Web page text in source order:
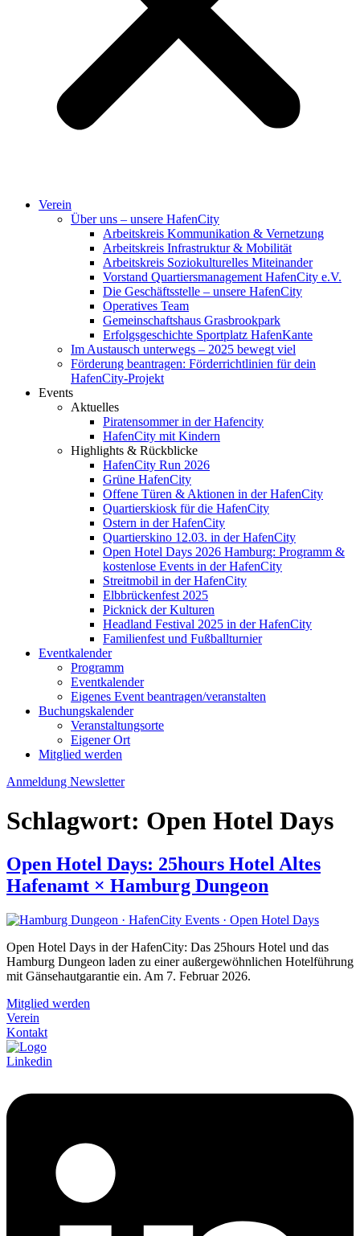
Verein
Über uns – unsere HafenCity
Arbeitskreis Kommunikation & Vernetzung
Arbeitskreis Infrastruktur & Mobilität
Arbeitskreis Soziokulturelles Miteinander
Vorstand Quartiersmanagement HafenCity e.V.
Die Geschäftsstelle – unsere HafenCity
Operatives Team
Gemeinschaftshaus Grasbrookpark
Erfolgsgeschichte Sportplatz HafenKante
Im Austausch unterwegs – 2025 bewegt viel
Förderung beantragen: Förderrichtlinien für dein
HafenCity-Projekt
Events
Aktuelles
Piratensommer in der Hafencity
HafenCity mit Kindern
Highlights & Rückblicke
HafenCity Run 2026
Grüne HafenCity
Offene Türen & Aktionen in der HafenCity
Quartierskiosk für die HafenCity
Ostern in der HafenCity
Quartierskino 12.03. in der HafenCity
Open Hotel Days 2026 Hamburg: Programm &
kostenlose Events in der HafenCity
Streitmobil in der HafenCity
Elbbrückenfest 2025
Picknick der Kulturen
Headland Festival 2025 in der HafenCity
Familienfest und Fußballturnier
Eventkalender
Programm
Eventkalender
Eigenes Event beantragen/veranstalten
Buchungskalender
Veranstaltungsorte
Eigener Ort
Mitglied werden
Anmeldung Newsletter
Schlagwort: Open Hotel Days
Open Hotel Days: 25hours Hotel Altes
Hafenamt × Hamburg Dungeon
Open Hotel Days in der HafenCity: Das 25hours Hotel und das
Hamburg Dungeon laden zu einer außergewöhnlichen Hotelführung
mit Gänsehautgarantie ein. Am 7. Februar 2026.
Mitglied werden
Verein
Kontakt
Linkedin